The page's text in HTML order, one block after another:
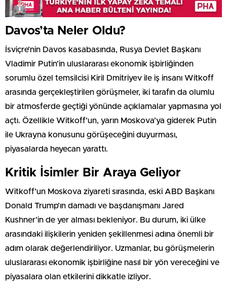
Davos’ta Neler Oldu?
İsviçre’nin Davos kasabasında, Rusya Devlet Başkanı
Vladimir Putin’in uluslararası ekonomik işbirliğinden
sorumlu özel temsilcisi Kiril Dmitriyev ile iş insanı Witkoff
arasında gerçekleştirilen görüşmeler, iki tarafın da olumlu
bir atmosferde geçtiği yönünde açıklamalar yapmasına yol
açtı. Özellikle Witkoff’un, yarın Moskova’ya giderek Putin
ile Ukrayna konusunu görüşeceğini duyurması,
piyasalarda heyecan yarattı.
Kritik İsimler Bir Araya Geliyor
Witkoff’un Moskova ziyareti sırasında, eski ABD Başkanı
Donald Trump’ın damadı ve başdanışmanı Jared
Kushner’in de yer alması bekleniyor. Bu durum, iki ülke
arasındaki ilişkilerin yeniden şekillenmesi adına önemli bir
adım olarak değerlendiriliyor. Uzmanlar, bu görüşmelerin
uluslararası ekonomik işbirliğine nasıl bir yön vereceğini ve
piyasalara olan etkilerini dikkatle izliyor.